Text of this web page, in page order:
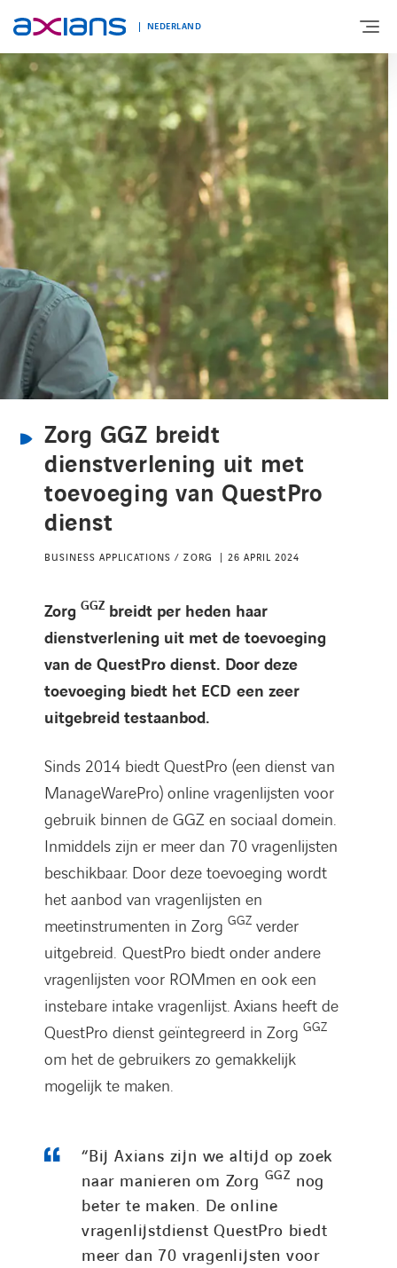
NEDERLAND
OVER AXIANS
EXPERTISE
MARKTSEGMENT
NIEUWS & INSPIRATIE
Nieuws
Kennisbank
Referenties
Events
Werken bij Axians
Zorg GGZ breidt
dienstverlening uit met
toevoeging van QuestPro
dienst
BUSINESS APPLICATIONS / ZORG 26 APRIL 2024
Zorg GGZ breidt per heden haar
dienstverlening uit met de toevoeging
van de QuestPro dienst. Door deze
toevoeging biedt het ECD een zeer
uitgebreid testaanbod.
Sinds 2014 biedt QuestPro (een dienst van
ManageWarePro) online vragenlijsten voor
gebruik binnen de GGZ en sociaal domein.
Inmiddels zijn er meer dan 70 vragenlijsten
beschikbaar. Door deze toevoeging wordt
het aanbod van vragenlijsten en
meetinstrumenten in Zorg GGZ verder
uitgebreid. QuestPro biedt onder andere
vragenlijsten voor ROMmen en ook een
instebare intake vragenlijst. Axians heeft de
QuestPro dienst geïntegreerd in Zorg GGZ
om het de gebruikers zo gemakkelijk
mogelijk te maken.
“Bij Axians zijn we altijd op zoek
naar manieren om Zorg GGZ nog
beter te maken. De online
vragenlijstdienst QuestPro biedt
meer dan 70 vragenlijsten voor